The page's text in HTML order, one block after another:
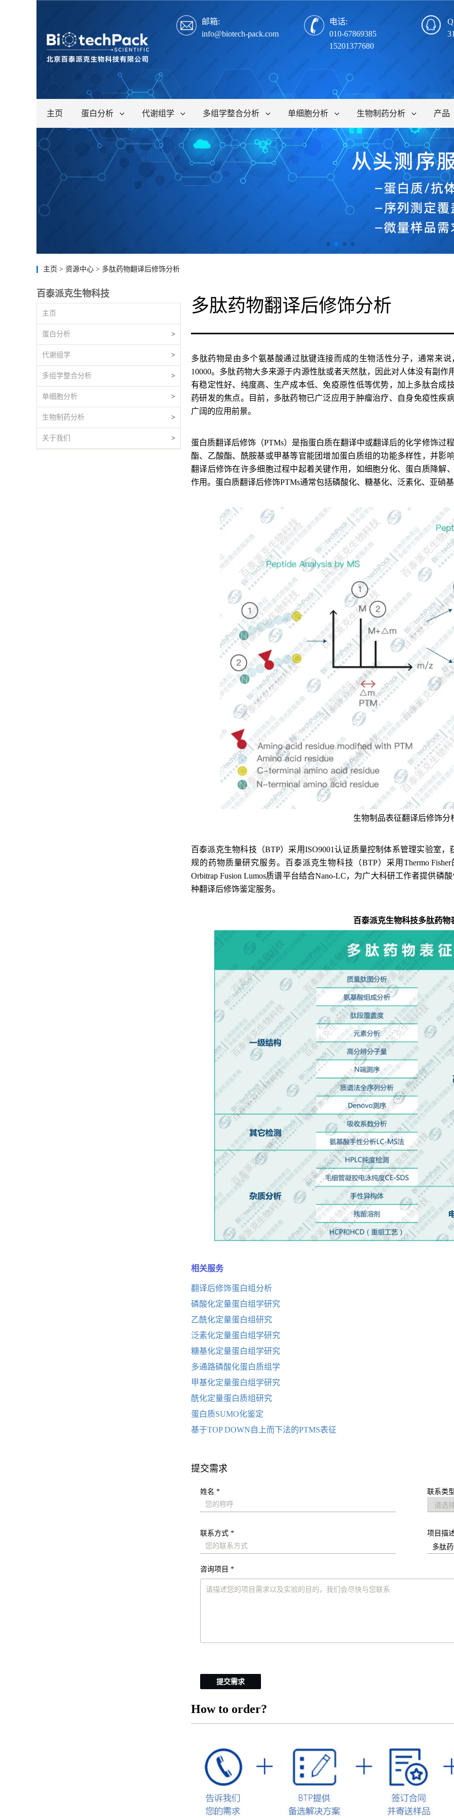
邮箱:
info@biotech-pack.com
电话:
010-67869385
15201377680
主页 蛋白分析 代谢组学 多组学整合分析 单细胞分析 生物制药分析 产品
主页 > 资源中心 > 多肽药物翻译后修饰分析
百泰派克生物科技
主页
蛋白分析 >
代谢组学 >
多组学整合分析 >
单细胞分析 >
生物制药分析 >
关于我们 >
多肽药物翻译后修饰分析
多肽药物是由多个氨基酸通过肽键连接而成的生物活性分子，通常来
10000。多肽药物大多来源于内源性肽或者天然肽，因此对人体没有副
有稳定性好、纯度高、生产成本低、免疫原性低等优势，加上多肽合成
药研发的焦点。目前，多肽药物已广泛应用于肿瘤治疗、
自身免疫性疾
广阔的应用前景。
蛋白质翻译后修饰（PTMs）是指蛋白质在翻译中或翻译后的化学修饰过
酯、乙酸酯、酰胺基或甲基等官能团增加蛋白质组的功能多样性，并影
翻译后修饰在许多细胞过程中起着关键作用，如细胞分化、蛋白质降解
作用。蛋白质翻译后修饰PTMs通常包括磷酸化、糖基化、泛素化、亚硝
生物制品表征翻译后修饰分
百泰派克生物科技（BTP）采用ISO9001认证质量控制体系管理实验室，
规的药物质量研究服务。百泰派克生物科技（BTP）采用Thermo
Orbitrap Fusion Lumos质谱平台结合Nano-LC，为广大科研工作者提供磷
种翻译后修饰鉴定服务。
百泰派克生物科技多肽药物
相关服务
翻译后修饰蛋白组分析
磷酸化定量蛋白组学研究
乙酰化定量蛋白组研究
泛素化定量蛋白组学研究
糖基化定量蛋白组学研究
多通路磷酸化蛋白质组学
甲基化定量蛋白组学研究
酰化定量蛋白质组研究
蛋白质SUMO化鉴定
基于TOP DOWN自上而下法的PTMS表征
提交需求
姓名 * 联系类
联系方式 * 项目描
咨询项目 *
提交需求
How to order?